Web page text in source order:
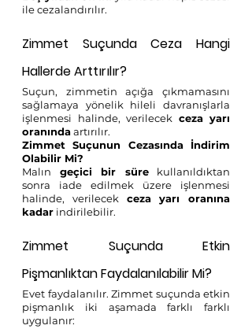
ile cezalandırılır.
Zimmet Suçunda Ceza Hangi
Hallerde Arttırılır?
Suçun, zimmetin açığa çıkmamasını
sağlamaya yönelik hileli davranışlarla
işlenmesi halinde, verilecek ceza yarı
oranında artırılır.
Zimmet Suçunun Cezasında İndirim
Olabilir Mi?
Malın geçici bir süre kullanıldıktan
sonra iade edilmek üzere işlenmesi
halinde, verilecek ceza yarı oranına
kadar indirilebilir.
Zimmet Suçunda Etkin
Pişmanlıktan Faydalanılabilir Mi?
Evet faydalanılır. Zimmet suçunda etkin
pişmanlık iki aşamada farklı farklı
uygulanır: